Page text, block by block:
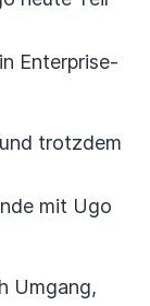
Enterprise-
trotzdem
mit Ugo
Umgang,